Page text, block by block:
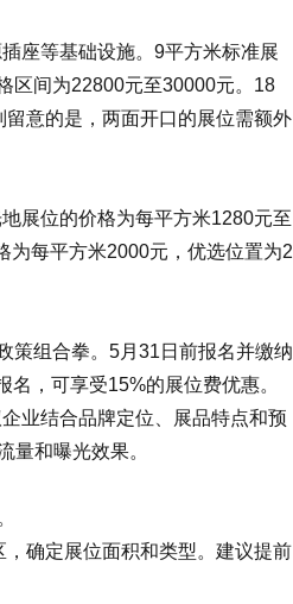
座等基础设施。9平方米标准展
区间为22800元至30000元。18
意的是，两面开口的展位需额外
展位的价格为每平方米1280元至
为每平方米2000元，优选位置为2
策组合拳。5月31日前报名并缴纳
，可享受15%的展位费优惠。
业结合品牌定位、展品特点和预
量和曝光效果。
确定展位面积和类型。建议提前